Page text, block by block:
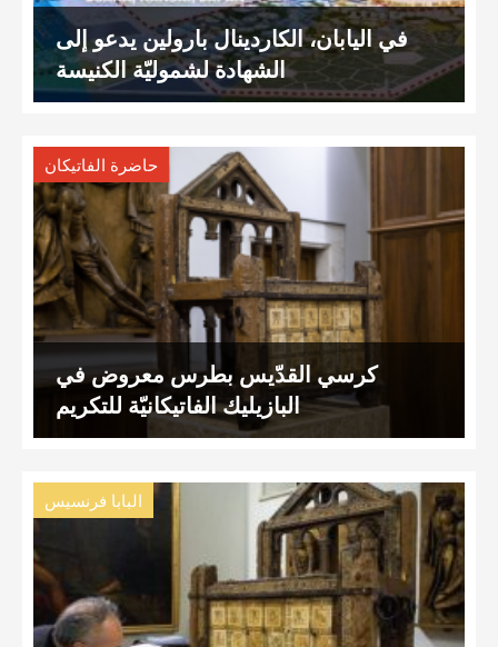
في اليابان، الكاردينال بارولين يدعو إلى
الشهادة لشموليّة الكنيسة
حاضرة الفاتيكان
كرسي القدّيس بطرس معروض في
البازيليك الفاتيكانيّة للتكريم
البابا فرنسيس